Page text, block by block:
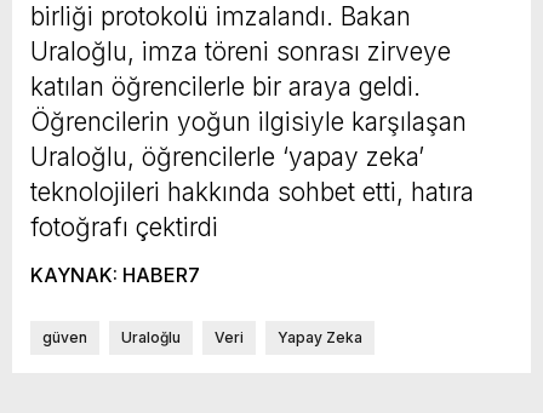
birliği protokolü imzalandı. Bakan
Uraloğlu, imza töreni sonrası zirveye
katılan öğrencilerle bir araya geldi.
Öğrencilerin yoğun ilgisiyle karşılaşan
Uraloğlu, öğrencilerle ‘yapay zeka’
teknolojileri hakkında sohbet etti, hatıra
fotoğrafı çektirdi
KAYNAK: HABER7
güven Uraloğlu Veri Yapay Zeka